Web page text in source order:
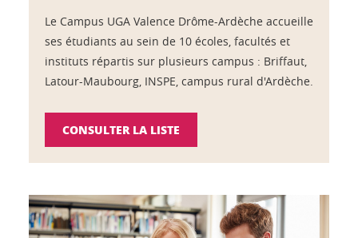
Le Campus UGA Valence Drôme-Ardèche accueille
ses étudiants au sein de 10 écoles, facultés et
instituts répartis sur plusieurs campus : Briffaut,
Latour-Maubourg, INSPE, campus rural d'Ardèche.
CONSULTER LA LISTE